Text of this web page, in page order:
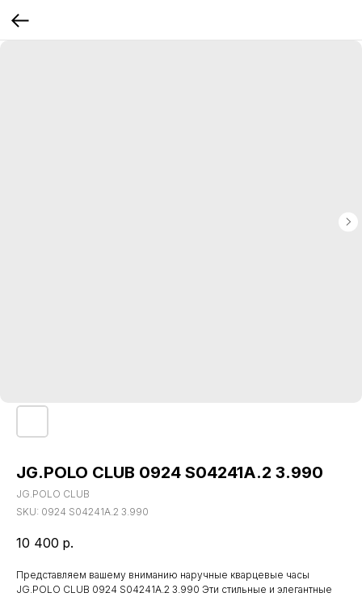
JG.POLO CLUB 0924 S04241A.2 3.990
JG.POLO CLUB
SKU: 0924 S04241A.2 3.990
10 400 р.
Представляем вашему вниманию наручные кварцевые часы
JG.POLO CLUB 0924 S04241A.2 3.990 Эти стильные и элегантные